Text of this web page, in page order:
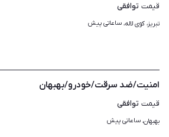
قیمت توافقی
تبریز، کوی لاله، ساعاتی پیش
امنیت/ضد سرقت/خودرو/بهبهان
قیمت توافقی
بهبهان، ساعاتی پیش